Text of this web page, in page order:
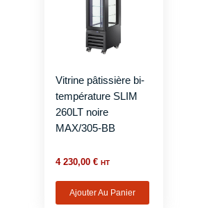
Vitrine pâtissière bi-
température SLIM
260LT noire
MAX/305-BB
4 230,00€ HT
Ajouter Au Panier